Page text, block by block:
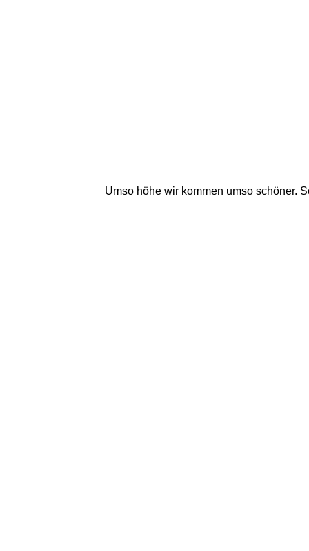
Umso höhe wir kommen umso schöner.